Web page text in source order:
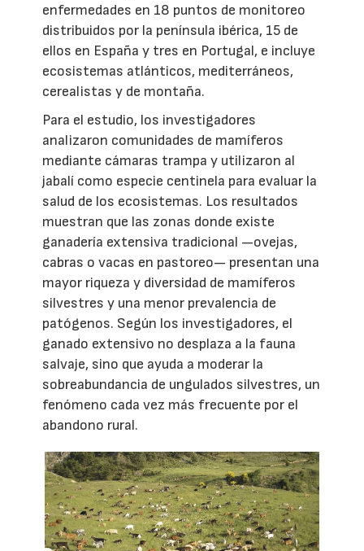
enfermedades en 18 puntos de monitoreo
distribuidos por la península ibérica, 15 de
ellos en España y tres en Portugal, e incluye
ecosistemas atlánticos, mediterráneos,
cerealistas y de montaña.
Para el estudio, los investigadores
analizaron comunidades de mamíferos
mediante cámaras trampa y utilizaron al
jabalí como especie centinela para evaluar la
salud de los ecosistemas. Los resultados
muestran que las zonas donde existe
ganadería extensiva tradicional —ovejas,
cabras o vacas en pastoreo— presentan una
mayor riqueza y diversidad de mamíferos
silvestres y una menor prevalencia de
patógenos. Según los investigadores, el
ganado extensivo no desplaza a la fauna
salvaje, sino que ayuda a moderar la
sobreabundancia de ungulados silvestres, un
fenómeno cada vez más frecuente por el
abandono rural.